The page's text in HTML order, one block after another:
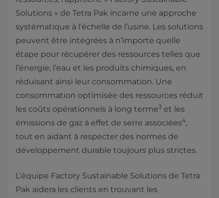
Solutions » de Tetra Pak incarne une approche
systématique à l’échelle de l’usine. Les solutions
peuvent être intégrées à n’importe quelle
étape pour récupérer des ressources telles que
l’énergie, l’eau et les produits chimiques, en
réduisant ainsi leur consommation. Une
consommation optimisée des ressources réduit
les coûts opérationnels à long terme3 et les
émissions de gaz à effet de serre associées4,
tout en aidant à respecter des normes de
développement durable toujours plus strictes.
L’équipe Factory Sustainable Solutions de Tetra
Pak aidera les clients en trouvant les